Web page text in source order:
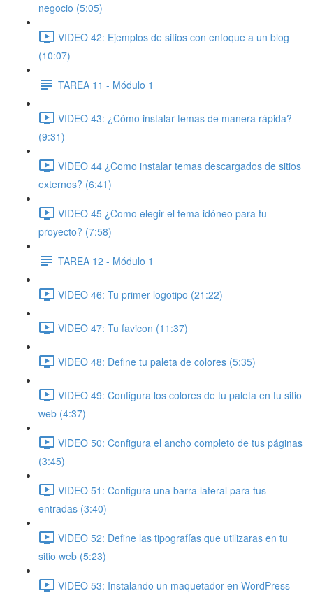
negocio (5:05)
VIDEO 42: Ejemplos de sitios con enfoque a un blog
(10:07)
TAREA 11 - Módulo 1
VIDEO 43: ¿Cómo instalar temas de manera rápida?
(9:31)
VIDEO 44 ¿Como instalar temas descargados de sitios
externos? (6:41)
VIDEO 45 ¿Como elegir el tema idóneo para tu
proyecto? (7:58)
TAREA 12 - Módulo 1
VIDEO 46: Tu primer logotipo (21:22)
VIDEO 47: Tu favicon (11:37)
VIDEO 48: Define tu paleta de colores (5:35)
VIDEO 49: Configura los colores de tu paleta en tu sitio
web (4:37)
VIDEO 50: Configura el ancho completo de tus páginas
(3:45)
VIDEO 51: Configura una barra lateral para tus
entradas (3:40)
VIDEO 52: Define las tipografías que utilizaras en tu
sitio web (5:23)
VIDEO 53: Instalando un maquetador en WordPress